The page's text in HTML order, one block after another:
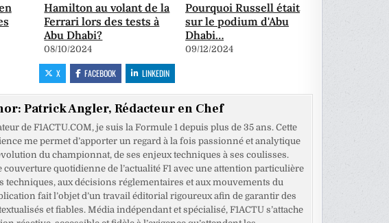
Hamilton au volant de la
Ferrari lors des tests à
Abu Dhabi?
08/10/2024
Pourquoi Russell était
sur le podium d'Abu
Dhabi…
09/12/2024
X FACEBOOK LINKEDIN
Patrick Angler, Rédacteur en Chef
de F1ACTU.COM, je suis la Formule 1 depuis plus de 35 ans. Cette
me permet d’apporter un regard à la fois passionné et analytique
du championnat, de ses enjeux techniques à ses coulisses.
couverture quotidienne de l’actualité F1 avec une attention particulière
techniques, aux décisions réglementaires et aux mouvements du
fait l’objet d’un travail éditorial rigoureux afin de garantir des
et fiables. Média indépendant et spécialisé, F1ACTU s’attache